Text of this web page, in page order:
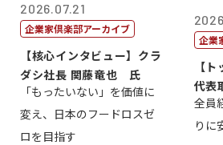
2026.07.21
企業家倶楽部アーカイブ
【核心インタビュー】クラ
ダシ社長 関藤竜也 氏
「もったいない」を価値に
変え、日本のフードロスゼ
ロを目指す
企業
【
代表
男
全員
りに